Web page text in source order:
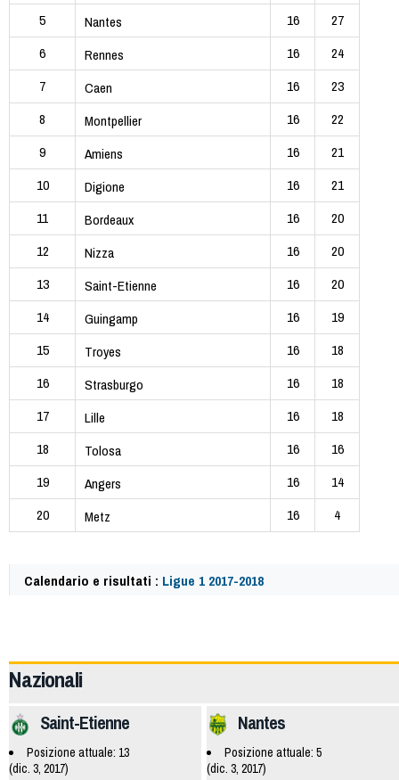
5
Nantes 16
27
6
Rennes 16
24
7
Caen 16
23
8
Montpellier 16
22
9
Amiens 16
21
10
Digione 16
21
11
Bordeaux 16
20
12
Nizza 16
20
13
Saint-Etienne 16
20
14
Guingamp 16
19
15
Troyes 16
18
16
Strasburgo 16
18
17
Lille 16
18
18
Tolosa 16
16
19
Angers 16
14
20
Metz 16 4
Calendario e risultati : Ligue 1 2017-2018
Nazionali
Nantes
Posizione attuale: 5
(dic. 3, 2017)
Saint-Etienne
Posizione attuale: 13
(dic. 3, 2017)